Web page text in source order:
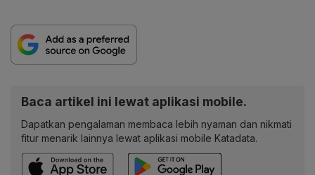
Baca artikel ini lewat aplikasi mobile.
Dapatkan pengalaman membaca lebih nyaman dan nikmati
fitur menarik lainnya lewat aplikasi mobile Katadata.